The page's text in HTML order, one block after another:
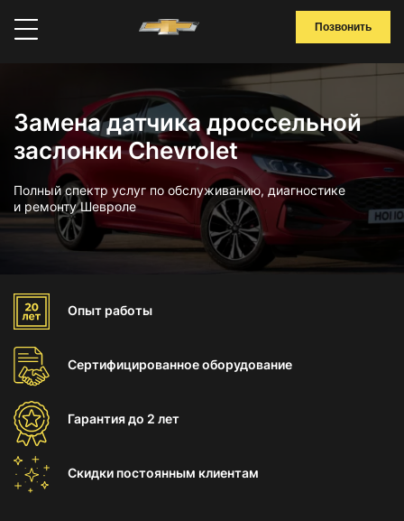
Позвонить
Замена датчика дроссельной
заслонки Chevrolet
Полный спектр услуг по обслуживанию, диагностике
и ремонту Шевроле
Опыт работы
Сертифицированноеоборудование
Гарантиядо 2 лет
Скидки постоянным клиентам